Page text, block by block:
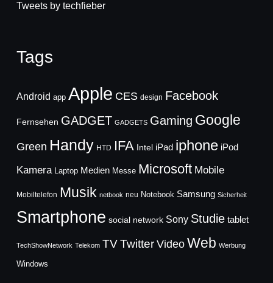
Tweets by techfieber
Tags
Android app Apple CES design Facebook
Fernsehen GADGET GADGETS Gaming Google
Green Handy HTD IFA Intel iPad iphone iPod
Kamera Laptop Medien Messe Microsoft Mobile
Mobiltelefon Musik netbook neu Notebook Samsung Sicherheit
Smartphone social network Sony Studie tablet
TechShowNetwork Telekom TVTwitter Video Web Werbung
Windows